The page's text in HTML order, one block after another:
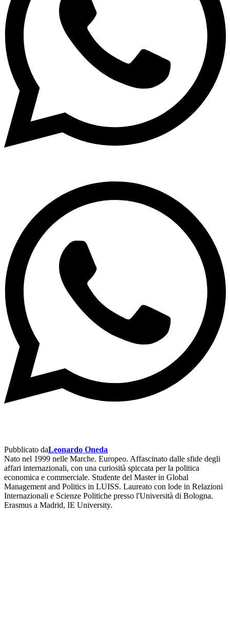
Pubblicato daLeonardo Oneda
Nato nel 1999 nelle Marche. Europeo. Affascinato dalle sfide degli
affari internazionali, con una curiosità spiccata per la politica
economica e commerciale. Studente del Master in Global
Management and Politics in LUISS. Laureato con lode in Relazioni
Internazionali e Scienze Politiche presso l'Università di Bologna.
Erasmus a Madrid, IE University.